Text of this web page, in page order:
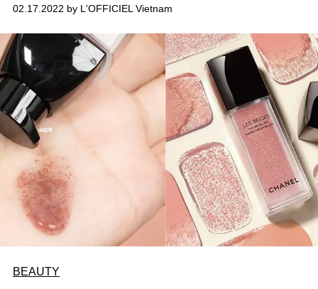
02.17.2022 by L'OFFICIEL Vietnam
BEAUTY